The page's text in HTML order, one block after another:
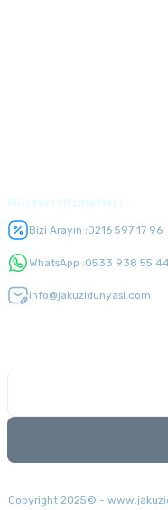
Bizi Arayın :0216 597 17 96
WhatsApp :0533 938 55
info@jakuzidunyasi.com
Copyright 2025© -